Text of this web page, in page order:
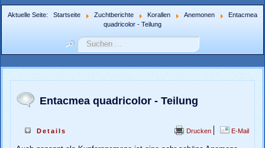
Start
Über Uns
IFMN-Forum
Zuchtberichte
Aktuelle Seite: Startseite Zuchtberichte Korallen Anemonen
Entacmea
quadricolor - Teilung
Suchen
...
Entacmea quadricolor - Teilung
Drucken E-Mail
Details